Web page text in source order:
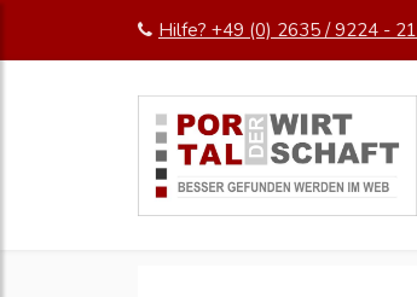
Hilfe? +49 (0) 2635 / 9224 - 21